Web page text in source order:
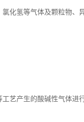
化氢等气体及颗粒物、异
艺产生的酸碱性气体进行